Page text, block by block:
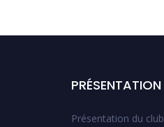
PRÉSENTATION
Présentation du club